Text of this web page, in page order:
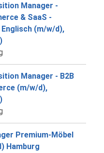
Manager -
& SaaS -
(m/w/d),
Manager - B2B
(m/w/d),
Premium-Möbel
Hamburg